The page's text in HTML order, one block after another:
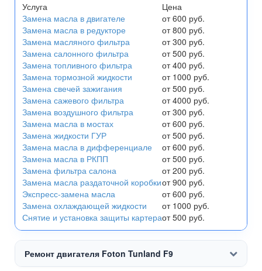
Услуга
Цена
Замена масла в двигателе
от 600 руб.
Замена масла в редукторе
от 800 руб.
Замена масляного фильтра
от 300 руб.
Замена салонного фильтра
от 500 руб.
Замена топливного фильтра
от 400 руб.
Замена тормозной жидкости
от 1000 руб.
Замена свечей зажигания
от 500 руб.
Замена сажевого фильтра
от 4000 руб.
Замена воздушного фильтра
от 300 руб.
Замена масла в мостах
от 600 руб.
Замена жидкости ГУР
от 500 руб.
Замена масла в дифференциале
от 600 руб.
Замена масла в РКПП
от 500 руб.
Замена фильтра салона
от 200 руб.
Замена масла раздаточной коробкиот 900 руб.
Экспресс-замена масла
от 600 руб.
Замена охлаждающей жидкости
от 1000 руб.
Снятие и установка защиты картераот 500 руб.
Ремонт двигателя Foton Tunland F9